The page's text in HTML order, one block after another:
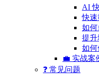
AI
快速
如何
提
如何
💼 实战案
❓ 常见问题